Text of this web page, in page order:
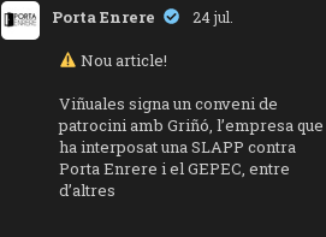
Porta Enrere 24 jul.
Nou article!
Viñuales signa un conveni de
patrocini amb Griñó, l’empresa que
ha interposat una SLAPP contra
Porta Enrere i el GEPEC, entre
d’altres